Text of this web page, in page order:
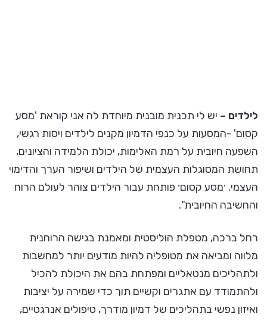
לילדים – יש לי תכנית מובנית מיוחדת לה אני קוראת 'מסע
קסום' -המסעות על כנפי הדמיון מקנים לילדים ויסות רגשי,
השפעה חיובית על רמת האלימות, יכולת הלמידה והציונים,
תחושת המסוגלות העצמית של הילדים ושיפור הערך והדימוי
העצמי. ׳מסע קסום׳ פותחת עבור הילדים צוהר לעולם הרוח
והחשיבה החיובית".
רחל ברכה, מטפלת הוליסטית ומאמנת בגישה הרוחנית
מלווה ומביאה את מטופליה להיות מודעים יותר למחשבות
ולתהליכים מנטאליים ומפתחת בהם את היכולת להכיל
ולהתמודד עם אתגרים וקשיים תוך כדי שמירה על יציבות
ואיזון נפשי בתהליכים של דמיון מודרך, טיפולים אנרגטיים,